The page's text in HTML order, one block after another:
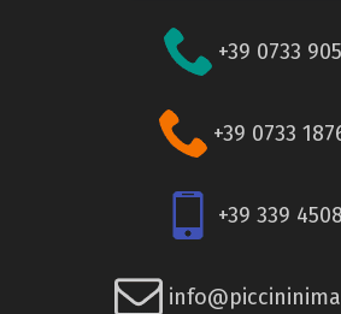
+39 0733
+39 0733
+39 339